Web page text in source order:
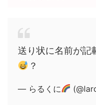
送り状に名前が記
？
— らるくに